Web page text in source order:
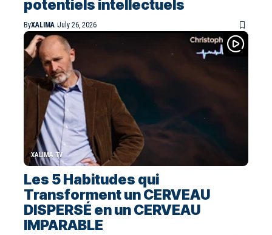
potentiels intellectuels
ByXALIMA July 26, 2026
XALIMA TV
Les 5 Habitudes qui
Transforment un CERVEAU
DISPERSÉ en un CERVEAU
IMPARABLE